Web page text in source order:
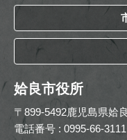
姶良市役所
〒899-5492鹿児島県姶
電話番号 : 0995-66-3111